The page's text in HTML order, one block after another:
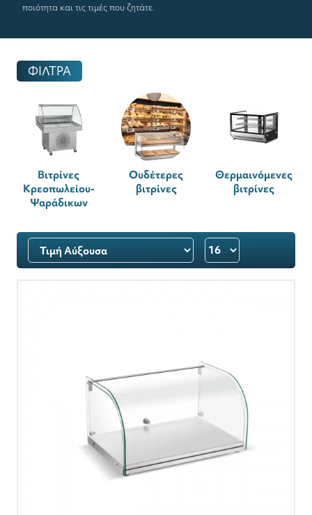
ποιότητα και τις τιμές που ζητάτε.
ΦΙΛΤΡΑ
Βιτρίνες
Κρεοπωλείου-
Ψαράδικων
Ουδέτερες
βιτρίνες
Θερμαινόμενες
βιτρίνες